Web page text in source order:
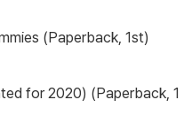
(Paperback, 1st)
for 2020) (Paperback, 1